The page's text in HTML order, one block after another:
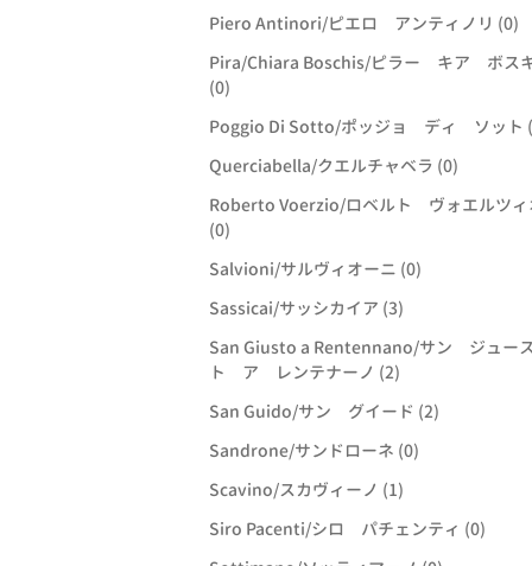
Piero Antinori/ピエロ アンティノリ (0)
Pira/Chiara Boschis/ピラー キア ボス
(0)
Poggio Di Sotto/ポッジョ ディ ソット
Querciabella/クエルチャベラ (0)
Roberto Voerzio/ロベルト ヴォエルツィ
(0)
Salvioni/サルヴィオーニ (0)
Sassicai/サッシカイア (3)
San Giusto a Rentennano/サン ジュー
ト ア レンテナーノ (2)
San Guido/サン グイード (2)
Sandrone/サンドローネ (0)
Scavino/スカヴィーノ (1)
Siro Pacenti/シロ パチェンティ (0)